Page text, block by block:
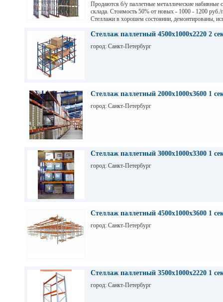
Продаются б/у паллетные металлические набивные
склада. Стоимость 50% от новых - 1000 - 1200 руб./
Стеллажи в хорошем состоянии, демонтированы,
СПб. Высота 7,5 м (4 паллеты), глубина 12,6 м (12
Стеллаж паллетный 4500х1000х2220 2
город: Санкт-Петербург
Стеллаж паллетный 2000х1000х3600 1
город: Санкт-Петербург
Стеллаж паллетный 3000х1000х3300 1
город: Санкт-Петербург
Стеллаж паллетный 4500х1000х3600 1
город: Санкт-Петербург
Стеллаж паллетный 3500х1000х2220 1
город: Санкт-Петербург